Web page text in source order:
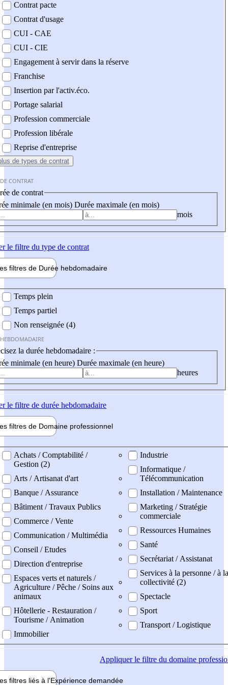
Contrat pacte
Contrat d'usage
CUI - CAE
CUI - CIE
Engagement à servir dans la réserve
Franchise
Insertion par l'activ.éco.
Portage salarial
Profession commerciale
Profession libérale
Reprise d'entreprise
de types de contrat
CONTRAT
de contrat
minimale (en mois) Durée maximale (en mois)
mois
le filtre du type de contrat
filtres de Durée hebdomadaire
Temps plein
Temps partiel
Non renseignée (4)
la durée hebdomadaire :
minimale (en heure) Durée maximale (en heure)
heures
le filtre de durée hebdomadaire
filtres de Domaine professionnel
professionel
Achats / Comptabilité /
Gestion (2)
Arts / Artisanat d'art
Banque / Assurance
Bâtiment / Travaux Publics
Commerce / Vente
Communication / Multimédia
Conseil / Etudes
Direction d'entreprise
Espaces verts et naturels /
Agriculture / Pêche / Soins aux
animaux
Hôtellerie - Restauration /
Tourisme / Animation
Immobilier
Industrie
Informatique /
Télécommunication
Installation / Maintenance
Marketing / Stratégie
commerciale
Ressources Humaines
Santé
Secrétariat / Assistanat
Services à la personne / à la
collectivité (2)
Spectacle
Sport
Transport / Logistique
Appliquerle filtre du domaine
filtres liés à l'Expérience demandée